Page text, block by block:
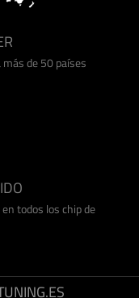
de 50 países
todos los chip de